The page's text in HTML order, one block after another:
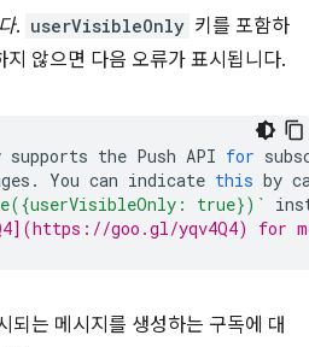
. userVisibleOnly 키를 포함하
지 않으면 다음 오류가 표시됩니다.
supports the Push API for
. You can indicate this by
true})`
goo.gl/yqv4Q4) for
는 메시지를 생성하는 구독에 대